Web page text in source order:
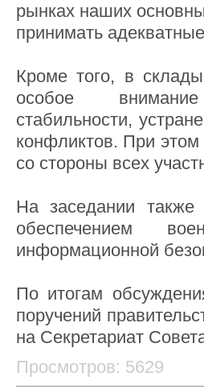
рынках наших
принимать
Кроме того, в
особое внимание
стабильности,
конфликтов. При этом
со стороны всех
На заседании также
обеспечением
информационной
По итогам
поручений
на Секретариат
Просмотров: 5629